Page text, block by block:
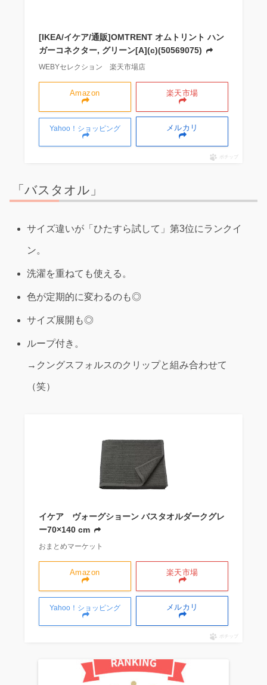
[IKEA/イケア/通販]OMTRENT オムトリント ハン
ガーコネクター, グリーン[A](c)(50569075)
WEBYセレクション 楽天市場店
Amazon 楽天市場
Yahoo！ショッピング メルカリ
ポチップ
「バスタオル」
サイズ違いが「ひたすら試して」第3位にランクイ
ン。
洗濯を重ねても使える。
色が定期的に変わるのも◎
サイズ展開も◎
ループ付き。
→クングスフォルスのクリップと組み合わせて
（笑）
イケア ヴォーグショーン バスタオルダークグレ
ー70×140 cm
おまとめマーケット
Amazon 楽天市場
Yahoo！ショッピング メルカリ
ポチップ